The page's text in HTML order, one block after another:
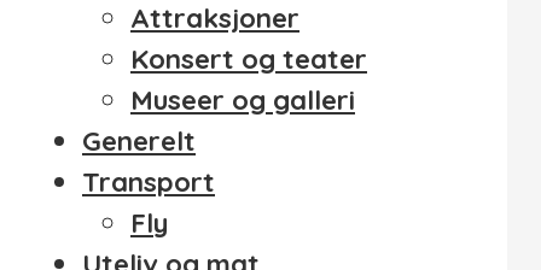
Attraksjoner
Konsert og teater
Museer og galleri
Generelt
Transport
Fly